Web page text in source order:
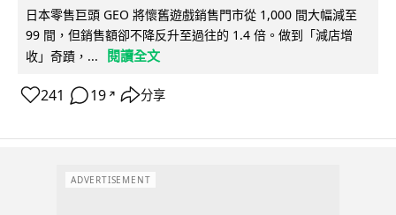
日本零售巨頭 GEO 將懷舊遊戲銷售門市從 1,000 間大幅減至
99 間，但銷售額卻不降反升至過往的 1.4 倍。做到「減店增
收」奇蹟，...
閱讀全文
241 19 ↗ 分享
ADVERTISEMENT